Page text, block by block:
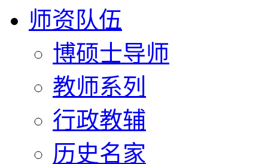
师资队伍
博硕士导师
教师系列
行政教辅
历史名家